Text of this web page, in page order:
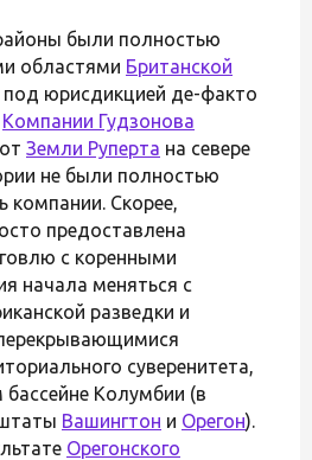
были полностью
областями Британской
под юрисдикцией де-факто
Компании Гудзонова
Земли Руперта на севере
не были полностью
компании. Скорее,
предоставлена
с коренными
начала меняться с
разведки и
суверенитета,
Колумбии (в
Вашингтон и Орегон).
Орегонского